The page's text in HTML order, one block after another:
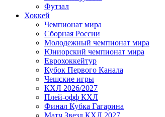
Футзал
Хоккей
Чемпионат мира
Сборная России
Молодежный чемпионат мира
Юниорский чемпионат мира
Еврохоккейтур
Кубок Первого Канала
Чешские игры
КХЛ 2026/2027
Плей-офф КХЛ
Финал Кубка Гагарина